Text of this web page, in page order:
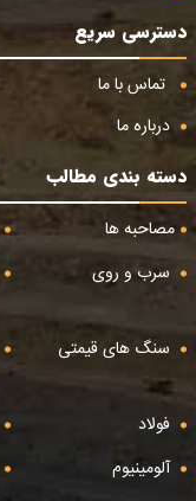
دسترسی سریع
تماس با ما
درباره ما
دسته بندی مطالب
مصاحبه ها
سرب و روی
سنگ های قیمتی
فولاد
آلومینیوم